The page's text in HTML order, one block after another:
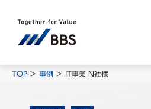
TOP 事例 IT事業 N社様